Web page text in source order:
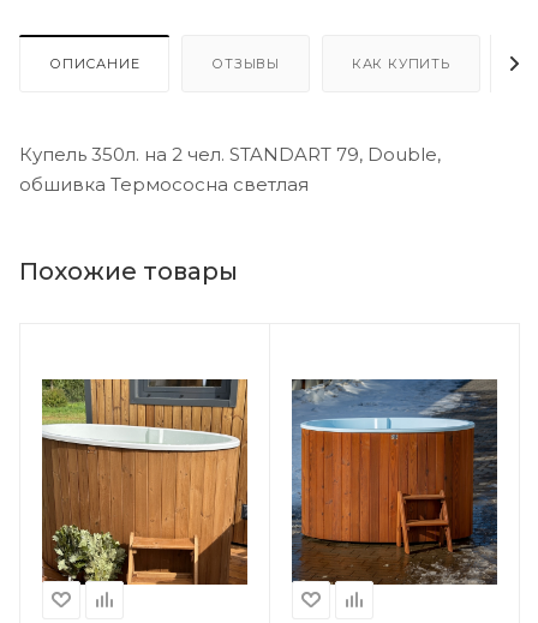
ОПИСАНИЕ ОТЗЫВЫ КАК КУПИТЬ
Купель 350л. на 2 чел. STANDART 79, Double,
обшивка Термососна светлая
Похожие товары